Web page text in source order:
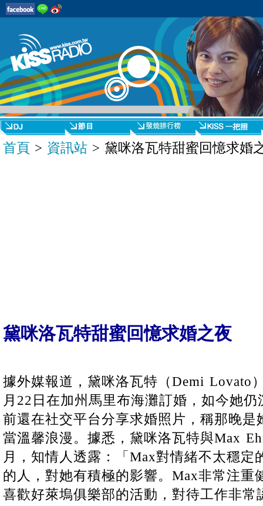
首頁 > 資訊站 > 黛咪洛瓦特甜蜜回憶求婚
黛咪洛瓦特甜蜜回憶求婚之夜
據外媒報道，黛咪洛瓦特（Demi Lovato
月22日在加州馬里布海灘訂婚，如今她
前還在社交平台分享求婚照片，稱那晚是
當溫馨浪漫。據悉，黛咪洛瓦特與Max
月，知情人透露：「Max對情緒不太穩定
的人，對她有積極的影響。Max非常注重
喜歡好萊塢俱樂部的活動，對待工作非常